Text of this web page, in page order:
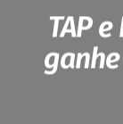
TAP